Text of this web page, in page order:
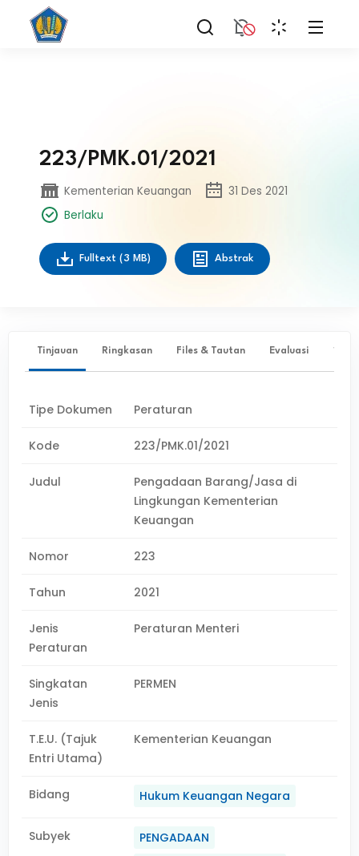
223/PMK.01/2021
Kementerian Keuangan
31 Des 2021
Berlaku
Fulltext (3 MB) Abstrak
Tinjauan Ringkasan Files & Tautan Evaluasi ✨
Tipe Dokumen Peraturan
Kode 223/PMK.01/2021
Judul
Pengadaan Barang/Jasa di
Lingkungan Kementerian
Keuangan
Nomor 223
Tahun 2021
Jenis
Peraturan
Peraturan Menteri
Singkatan
Jenis
PERMEN
T.E.U. (Tajuk
Entri Utama)
Kementerian Keuangan
Bidang Hukum Keuangan Negara
Subyek
PENGADAAN